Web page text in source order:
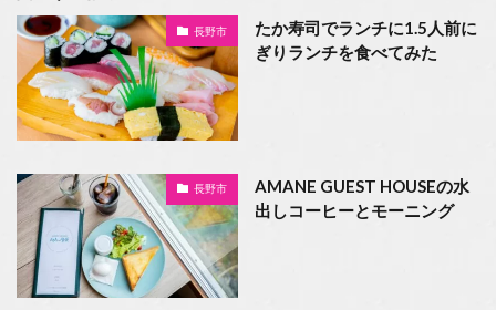
長野市
たか寿司でランチに1.5人前に
ぎりランチを食べてみた
長野市
AMANE GUEST HOUSEの水
出しコーヒーとモーニング